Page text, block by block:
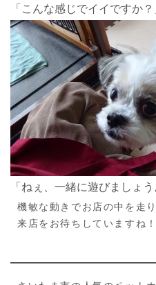
「こんな感じでイイですか？
「ねぇ、一緒に遊びましょう
機敏な動きでお店の中を走
来店をお待ちしていますね！